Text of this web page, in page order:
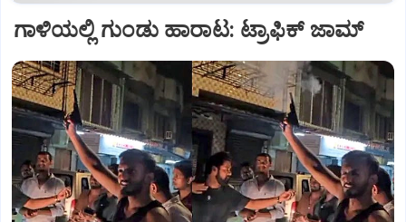
ಗಾಳಿಯಲ್ಲಿ ಗುಂಡು ಹಾರಾಟ: ಟ್ರಾಫಿಕ್‌ ಜಾಮ್